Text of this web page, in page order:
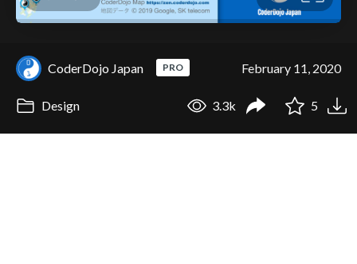
CoderDojo Japan PRO February 11, 2020
Design 3.3k 5